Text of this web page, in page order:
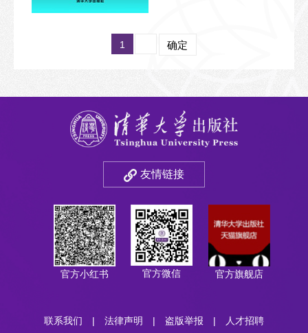
1 确定
友情链接
官方小红书 官方微信 官方旗舰店
联系我们 | 法律声明 | 盗版举报 | 人才招聘